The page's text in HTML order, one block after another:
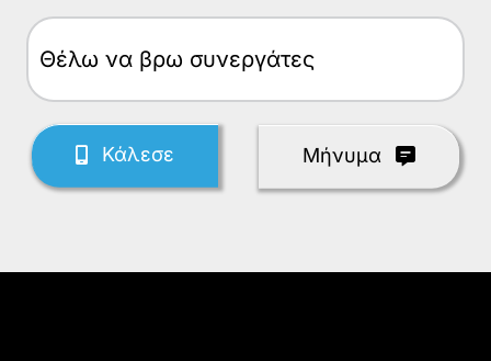
Θέλω
Κάλεσε Mήνυμα